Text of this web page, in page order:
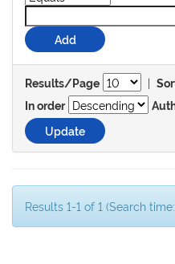
Results/Page |
In order
Results 1-1 of 1 (Search